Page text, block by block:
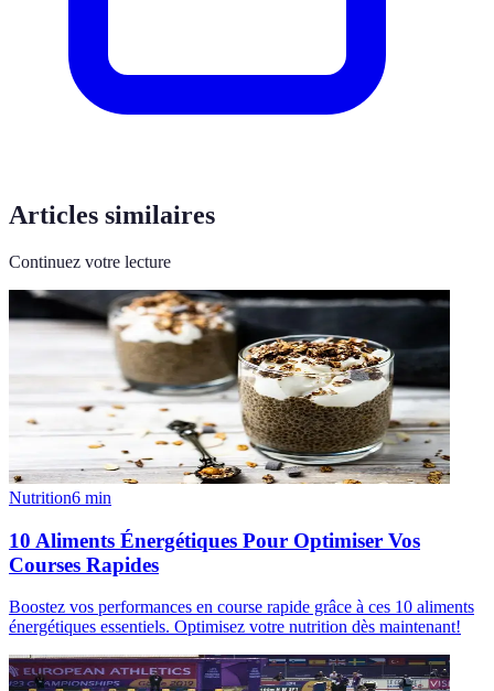
Articles similaires
Continuez votre lecture
Nutrition6 min
10 Aliments Énergétiques Pour Optimiser Vos
Courses Rapides
Boostez vos performances en course rapide grâce à ces 10 aliments
énergétiques essentiels. Optimisez votre nutrition dès maintenant!